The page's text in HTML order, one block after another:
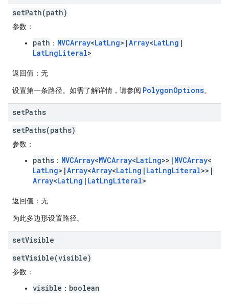
setPath(path)
参数 ：
path ： MVCArray<LatLng>|Array<LatLng |
LatLngLiteral>
返回值 ：无
设置第一条路径。如需了解详情，请参阅 PolygonOptions。
setPaths
setPaths(paths)
参数 ：
paths ： MVCArray<MVCArray<LatLng>>| MVCArray<
LatLng>|Array<Array<LatLng | LatLngLiteral>>|
Array<LatLng | LatLngLiteral>
返回值 ：无
为此多边形设置路径。
setVisible
setVisible(visible)
参数 ：
visible ： boolean